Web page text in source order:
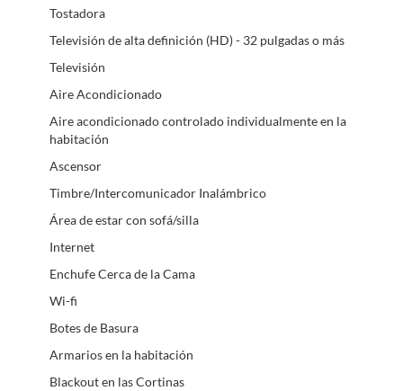
Tostadora
Televisión de alta definición (HD) - 32 pulgadas o más
Televisión
Aire Acondicionado
Aire acondicionado controlado individualmente en la
habitación
Ascensor
Timbre/Intercomunicador Inalámbrico
Área de estar con sofá/silla
Internet
Enchufe Cerca de la Cama
Wi-fi
Botes de Basura
Armarios en la habitación
Blackout en las Cortinas